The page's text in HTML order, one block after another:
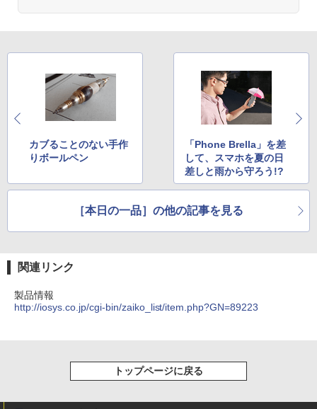
カブることのない手作
りボールペン
「Phone Brella」を差
して、スマホを夏の日
差しと雨から守ろう!?
［本日の一品］の他の記事を見る
関連リンク
製品情報
http://iosys.co.jp/cgi-bin/zaiko_list/item.php?GN=89223
トップページに戻る